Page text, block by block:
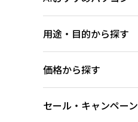
用途・目的から探す
価格から探す
セール・キャンペーン